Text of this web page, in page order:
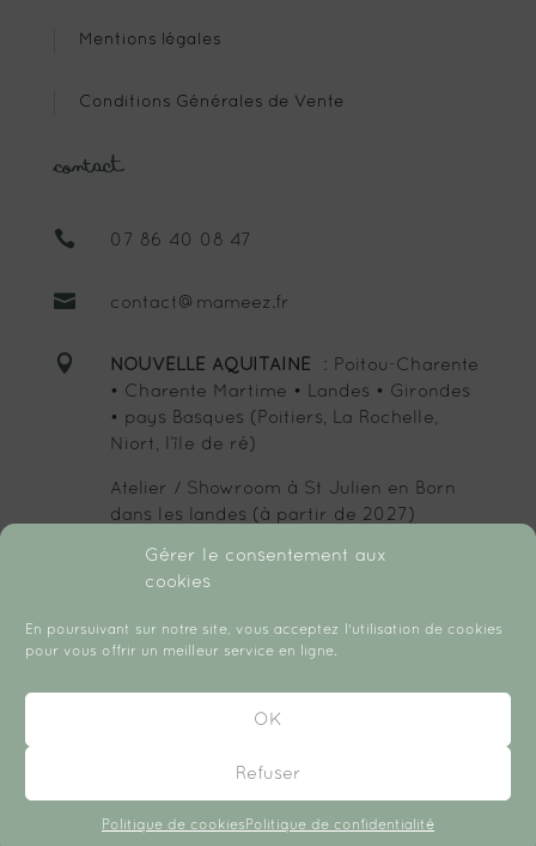
Gérer le consentement aux
cookies
En poursuivant sur notre site, vous acceptez l'utilisation de cookies
pour vous offrir un meilleur service en ligne.
OK
Refuser
Politique de cookies Politique de confidentialité
Mentions légales
Conditions Générales de Vente
Contact
 07 86 40 08 47
 contact@mameez.fr
 NOUVELLE AQUITAINE
: Poitou-Charente
• Charente Martime • Landes • Girondes
• pays Basques (Poitiers, La Rochelle,
Niort, l’île de ré)
Atelier / Showroom à St Julien en Born
dans les landes (à partir de 2027)
SUIVEZ-MOI :